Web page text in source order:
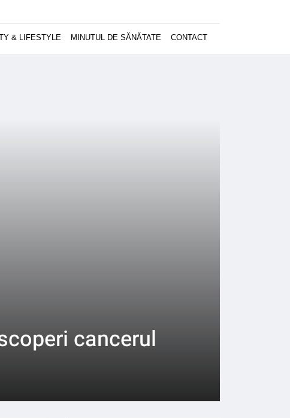
& LIFESTYLE MINUTUL DE SĂNĂTATE CONTACT
cancerul